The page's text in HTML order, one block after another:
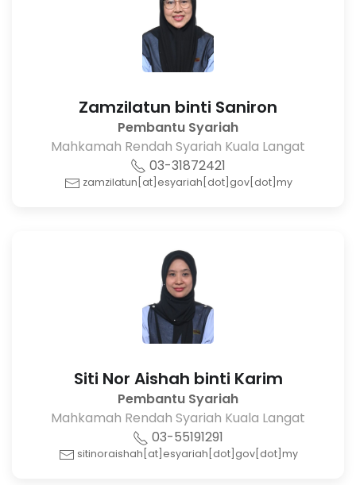
Zamzilatun binti Saniron
Pembantu Syariah
Mahkamah Rendah Syariah Kuala Langat
03-31872421
zamzilatun[at]esyariah[dot]gov[dot]my
Siti Nor Aishah binti Karim
Pembantu Syariah
Mahkamah Rendah Syariah Kuala Langat
03-55191291
sitinoraishah[at]esyariah[dot]gov[dot]my